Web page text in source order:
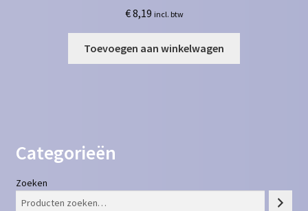
€8,19 incl. btw
Toevoegen aan winkelwagen
Categorieën
Zoeken